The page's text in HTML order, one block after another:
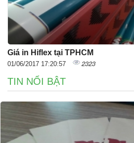
Giá in Hiflex tại TPHCM
01/06/2017 17:20:57 2323
TIN NỔI BẬT